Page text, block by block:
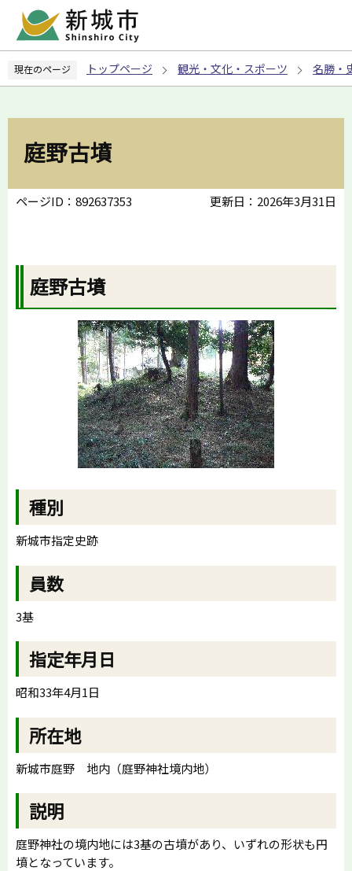
ペ
の
現在のページ トップページ 観光・文化・スポーツ 名勝・
庭野古墳
ページID：892637353 更新日：2026年3月31日
庭野古墳
種別
新城市指定史跡
員数
3基
指定年月日
昭和33年4月1日
所在地
新城市庭野 地内（庭野神社境内地）
説明
庭野神社の境内地には3基の古墳があり、いずれの形状も円
墳となっています。